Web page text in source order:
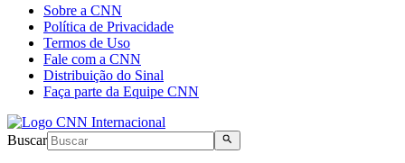
Sobre a CNN
Política de Privacidade
Termos de Uso
Fale com a CNN
Distribuição do Sinal
Faça parte da Equipe CNN
Buscar